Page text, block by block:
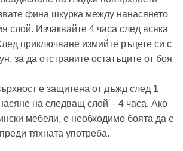
фина шкурка между нанасянето
слой. Изчаквайте 4 часа след всяка
приключване измийте ръцете си с
за да отстраните остатъците от боя
е защитена от дъжд след 1
на следващ слой – 4 часа. Ако
мебели, е необходимо боята да е
тяхната употреба.